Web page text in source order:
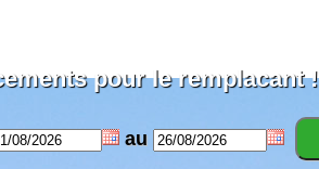
pour le remplacant !
au